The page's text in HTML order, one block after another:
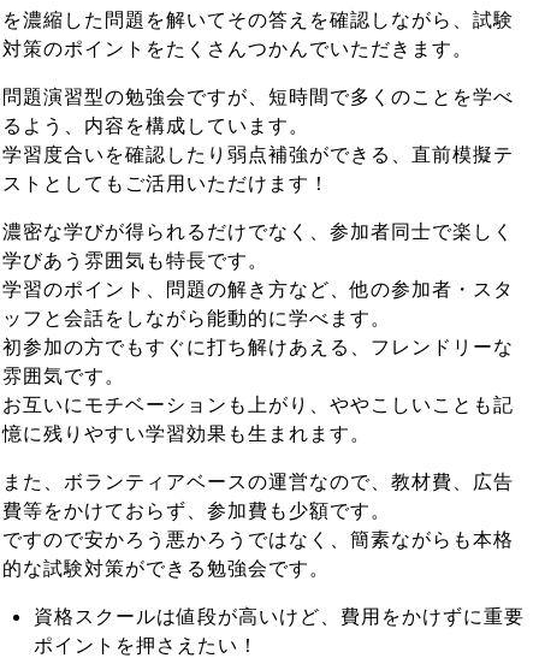
を濃縮した問題を解いてその答えを確認しながら、試験
対策のポイントをたくさんつかんでいただきます。
問題演習型の勉強会ですが、短時間で多くのことを学べ
るよう、内容を構成しています。
学習度合いを確認したり弱点補強ができる、直前模擬テ
ストとしてもご活用いただけます！
濃密な学びが得られるだけでなく、参加者同士で楽しく
学びあう雰囲気も特長です。
学習のポイント、問題の解き方など、他の参加者・スタ
ッフと会話をしながら能動的に学べます。
初参加の方でもすぐに打ち解けあえる、フレンドリーな
雰囲気です。
お互いにモチベーションも上がり、ややこしいことも記
憶に残りやすい学習効果も生まれます。
また、ボランティアベースの運営なので、教材費、広告
費等をかけておらず、参加費も少額です。
ですので安かろう悪かろうではなく、簡素ながらも本格
的な試験対策ができる勉強会です。
資格スクールは値段が高いけど、費用をかけずに重要
ポイントを押さえたい！